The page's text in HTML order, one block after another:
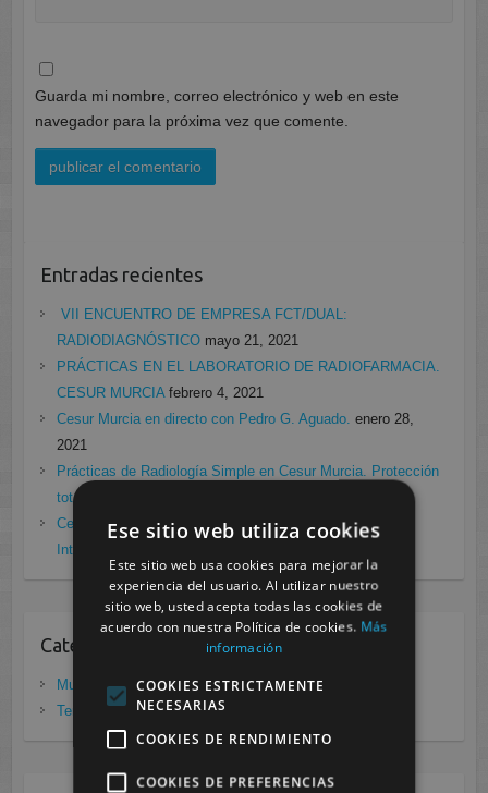
Guarda mi nombre, correo electrónico y web en este
navegador para la próxima vez que comente.
Entradas recientes
VII ENCUENTRO DE EMPRESA FCT/DUAL:
RADIODIAGNÓSTICO mayo 21, 2021
PRÁCTICAS EN EL LABORATORIO DE RADIOFARMACIA.
CESUR MURCIA febrero 4, 2021
Cesur Murcia en directo con Pedro G. Aguado. enero 28,
2021
Prácticas de Radiología Simple en Cesur Murcia. Protección
total frente a Covid19
Cesur Murcia: Premio Especial FP, XIII Congreso
Internacional Enfermedades raras
Categorias
Murcia
(281)
Tenerife (20)
Ese sitio web utiliza cookies
Este sitio web usa cookies para mejorar la
experiencia del usuario. Al utilizar nuestro
sitio web, usted acepta todas las cookies de
acuerdo con nuestra Política de cookies. Más
información
COOKIES ESTRICTAMENTE
NECESARIAS
COOKIES DE RENDIMIENTO
COOKIES DE PREFERENCIAS